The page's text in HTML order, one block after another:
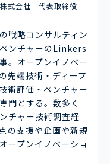
株式会社 代表取締役
戦略コンサルティン
ンチャーのLinkers
。オープンイノベー
先端技術・ディープ
術評価・ベンチャー
門とする。数多く
チャー技術調査経
の支援や企画や新規
ープンイノベーショ